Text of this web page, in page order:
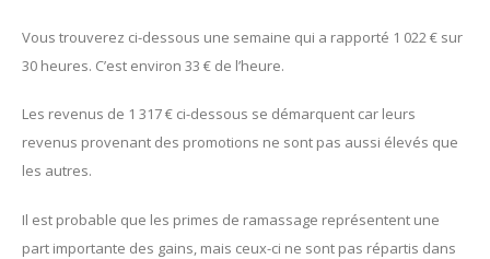
Vous trouverez ci-dessous une semaine qui a rapporté 1 022 € sur
30 heures. C’est environ 33 € de l’heure.
Les revenus de 1 317 € ci-dessous se démarquent car leurs
revenus provenant des promotions ne sont pas aussi élevés que
les autres.
Il est probable que les primes de ramassage représentent une
part importante des gains, mais ceux-ci ne sont pas répartis dans